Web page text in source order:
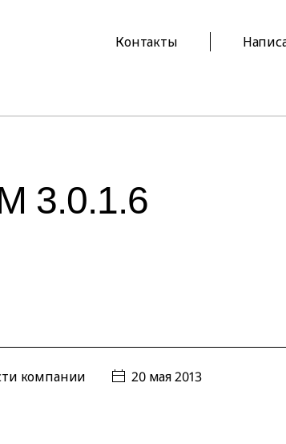
Контакты
3.0.1.6
компании 20 мая 2013